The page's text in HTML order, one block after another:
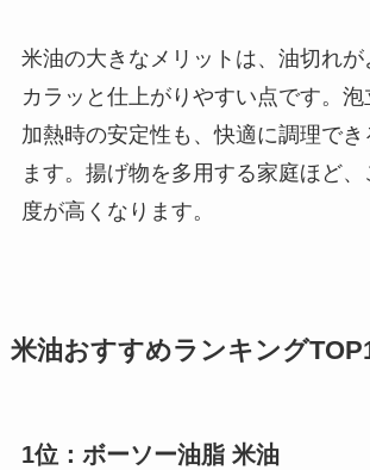
米油の大きなメリットは、油切れ
カラッと仕上がりやすい点です。
加熱時の安定性も、快適に調理でき
ます。揚げ物を多用する家庭ほど
度が高くなります。
米油おすすめランキング
1位：ボーソー油脂 米油